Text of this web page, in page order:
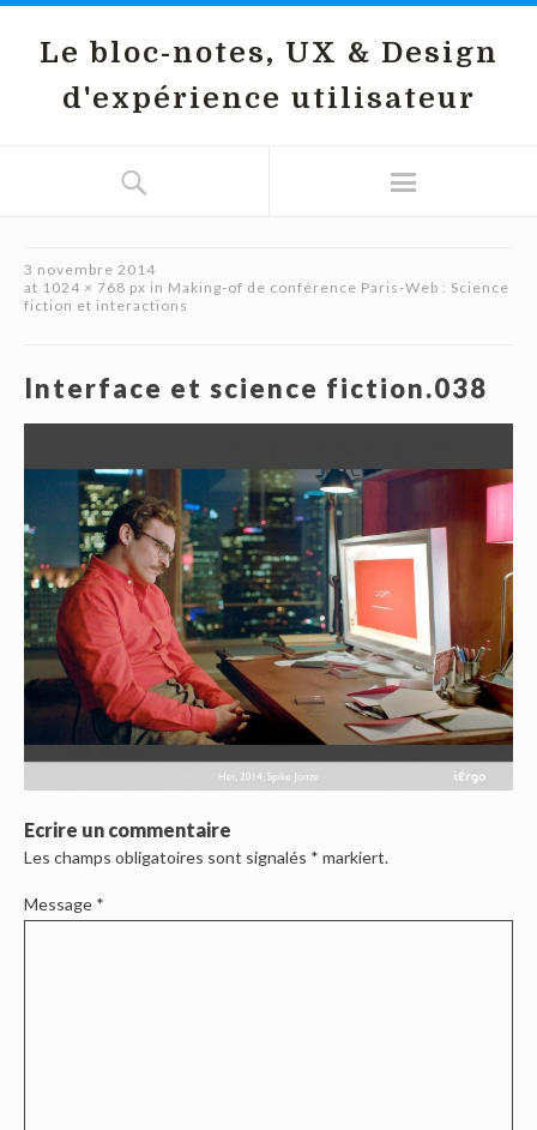
Le bloc-notes, UX & Design
d'expérience utilisateur
3 novembre 2014
at 1024 × 768 px in Making-of de conférence Paris-Web : Science
fiction et interactions
Interface et science fiction.038
Ecrire un commentaire
Les champs obligatoires sont signalés * markiert.
Message *